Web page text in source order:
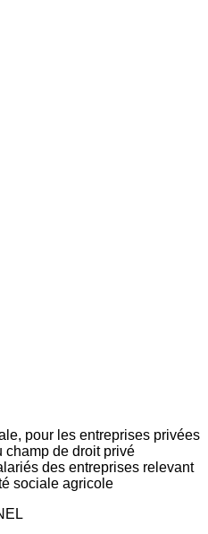
pour les entreprises privées
champ de droit privé
des entreprises relevant
sociale agricole